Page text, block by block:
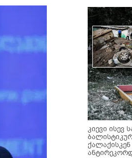
კიევი ისევ